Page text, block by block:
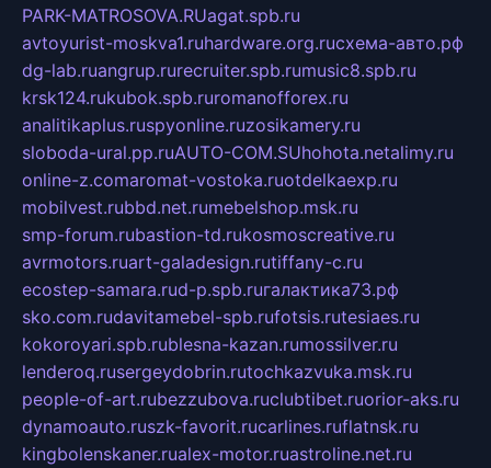
PARK-MATROSOVA.RUagat.spb.ru
avtoyurist-moskva1.ruhardware.org.ruсхема-авто.рф
dg-lab.ruangrup.rurecruiter.spb.rumusic8.spb.ru
krsk124.rukubok.spb.ruromanofforex.ru
analitikaplus.ruspyonline.ruzosikamery.ru
sloboda-ural.pp.ruAUTO-COM.SUhohota.netalimy.ru
online-z.comaromat-vostoka.ruotdelkaexp.ru
mobilvest.rubbd.net.rumebelshop.msk.ru
smp-forum.rubastion-td.rukosmoscreative.ru
avrmotors.ruart-galadesign.rutiffany-c.ru
ecostep-samara.rud-p.spb.ruгалактика73.рф
sko.com.rudavitamebel-spb.rufotsis.rutesiaes.ru
kokoroyari.spb.rublesna-kazan.rumossilver.ru
lenderoq.rusergeydobrin.rutochkazvuka.msk.ru
people-of-art.rubezzubova.ruclubtibet.ruorior-aks.ru
dynamoauto.ruszk-favorit.rucarlines.ruflatnsk.ru
kingbolenskaner.rualex-motor.ruastroline.net.ru